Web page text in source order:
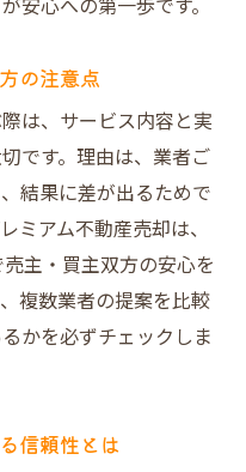
安心への第一歩です。
の注意点
は、サービス内容と実
です。理由は、業者ご
結果に差が出るためで
ミアム不動産売却は、
主・買主双方の安心を
複数業者の提案を比較
かを必ずチェックしま
信頼性とは